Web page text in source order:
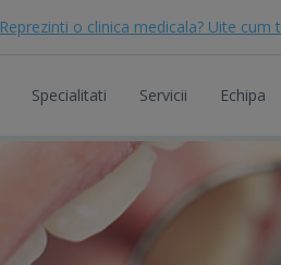
Reprezinti o clinica medicala? Uite cum
Specialitati Servicii Echipa